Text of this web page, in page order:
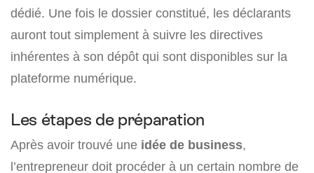
dédié. Une fois le dossier constitué, les déclarants
auront tout simplement à suivre les directives
inhérentes à son dépôt qui sont disponibles sur la
plateforme numérique.
Les étapes de préparation
Après avoir trouvé une idée de business,
l’entrepreneur doit procéder à un certain nombre de